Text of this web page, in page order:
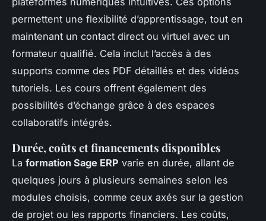
permettent une flexibilité d’apprentissage, tout en
maintenant un contact direct ou virtuel avec un
formateur qualifié. Cela inclut l’accès à des
supports comme des PDF détaillés et des vidéos
tutoriels. Les cours offrent également des
possibilités d’échange grâce à des espaces
collaboratifs intégrés.
Durée, coûts et financements disponibles
La formation Sage ERP varie en durée, allant de
quelques jours à plusieurs semaines selon les
modules choisis, comme ceux axés sur la gestion
de projet ou les rapports financiers. Les coûts,